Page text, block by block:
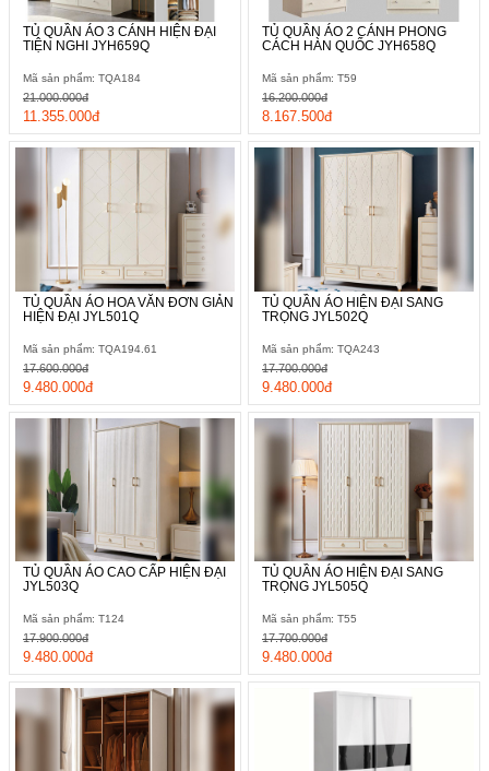
TỦ QUẦN ÁO 3 CÁNH HIỆN ĐẠI
TIỆN NGHI JYH659Q
Mã sản phẩm: TQA184
11.355.000đ
21.000.000đ
TỦ QUẦN ÁO 2 CÁNH PHONG
CÁCH HÀN QUỐC JYH658Q
Mã sản phẩm: T59
8.167.500đ
16.200.000đ
TỦ QUẦN ÁO HOA VĂN ĐƠN GIẢN
HIỆN ĐẠI JYL501Q
Mã sản phẩm: TQA194.61
9.480.000đ
17.600.000đ
TỦ QUẦN ÁO HIỆN ĐẠI SANG
TRỌNG JYL502Q
Mã sản phẩm: TQA243
9.480.000đ
17.700.000đ
TỦ QUẦN ÁO CAO CẤP HIỆN ĐẠI
JYL503Q
Mã sản phẩm: T124
9.480.000đ
17.900.000đ
TỦ QUẦN ÁO HIỆN ĐẠI SANG
TRỌNG JYL505Q
Mã sản phẩm: T55
9.480.000đ
17.700.000đ